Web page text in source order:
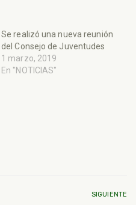
Se realizó una nueva reunión
del Consejo de Juventudes
1 marzo, 2019
En "NOTICIAS"
SIGUIENTE